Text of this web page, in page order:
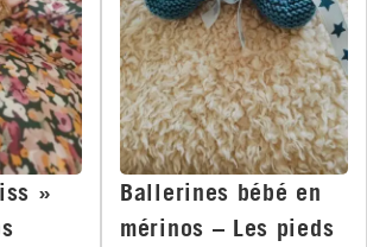
»
Ballerines bébé en
mérinos – Les pieds